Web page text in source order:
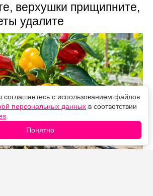
верхушки прищипните,
удалите
соглашаетесь с использованием файлов
персональных данных в соответствии
Понятно